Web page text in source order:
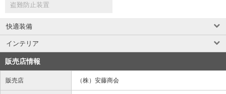
盗難防止装置
快適装備
インテリア
販売店情報
販売店 （株）安藤商会